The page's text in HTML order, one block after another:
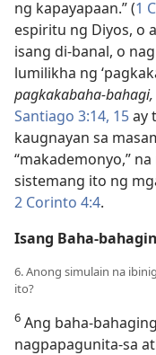
ng kapayapaan.” (1
espiritu ng Diyos, o
isang di-banal, o
lumilikha ng
pagkakabaha-bahagi,
Santiago 3:14, 15ay
kaugnayan sa
“makademonyo,”
sistemang ito ng
2 Corinto 4:4.
Isang Baha-
6. Anong simulain na
ito?
6 Ang baha-
nagpapagunita-sa